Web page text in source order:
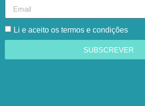
Li e aceito os termos e condições
SUBSCREVER